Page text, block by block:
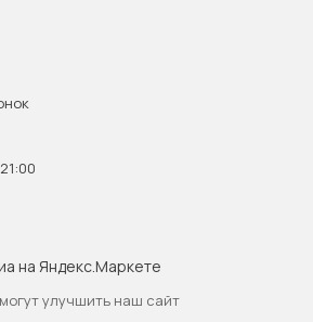
улучшить наш сайт